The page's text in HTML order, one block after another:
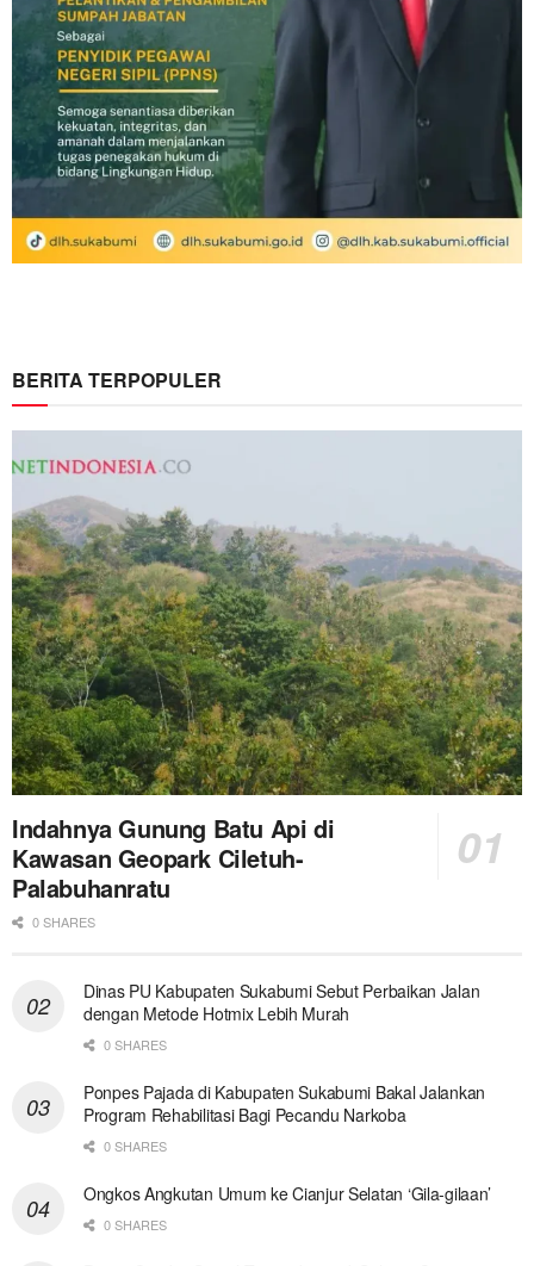
BERITA TERPOPULER
Indahnya Gunung Batu Api di
Kawasan Geopark Ciletuh-
Palabuhanratu
0 SHARES
Dinas PU Kabupaten Sukabumi Sebut Perbaikan Jalan
dengan Metode Hotmix Lebih Murah
0 SHARES
Ponpes Pajada di Kabupaten Sukabumi Bakal Jalankan
Program Rehabilitasi Bagi Pecandu Narkoba
0 SHARES
Ongkos Angkutan Umum ke Cianjur Selatan ‘Gila-gilaan’
0 SHARES